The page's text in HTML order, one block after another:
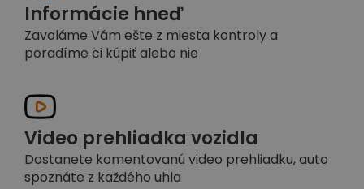
Informácie hneď
Zavoláme Vám ešte z miesta kontroly a
poradíme či kúpiť alebo nie
Video prehliadka vozidla
Dostanete komentovanú video prehliadku, auto
spoznáte z každého uhla